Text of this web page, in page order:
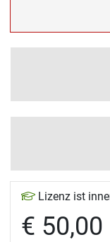
Lizenz ist
€ 50,00